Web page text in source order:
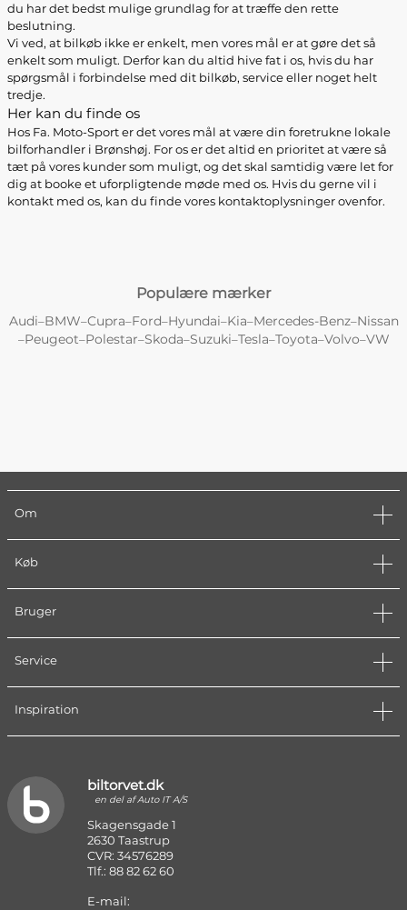
du har det bedst mulige grundlag for at træffe den rette
beslutning.
Vi ved, at bilkøb ikke er enkelt, men vores mål er at gøre det så
enkelt som muligt. Derfor kan du altid hive fat i os, hvis du har
spørgsmål i forbindelse med dit bilkøb, service eller noget helt
tredje.
Her kan du finde os
Hos Fa. Moto-Sport er det vores mål at være din foretrukne lokale
bilforhandler i Brønshøj. For os er det altid en prioritet at være så
tæt på vores kunder som muligt, og det skal samtidig være let for
dig at booke et uforpligtende møde med os. Hvis du gerne vil i
kontakt med os, kan du finde vores kontaktoplysninger ovenfor.
Populære mærker
Audi–BMW–Cupra–Ford–Hyundai–Kia–Mercedes-Benz–Nissan
–Peugeot–Polestar–Skoda–Suzuki–Tesla–Toyota–Volvo–VW
Om
Køb
Bruger
Service
Inspiration
biltorvet.dk
en del af Auto IT A/S
Skagensgade 1
2630 Taastrup
CVR: 34576289
Tlf.: 88 82 62 60
E-mail: